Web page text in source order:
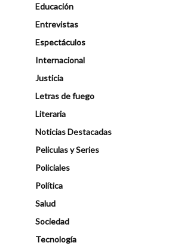
Educación
Entrevistas
Espectáculos
Internacional
Justicia
Letras de fuego
Literaria
Noticias Destacadas
Peliculas y Series
Policiales
Política
Salud
Sociedad
Tecnología